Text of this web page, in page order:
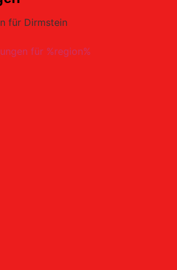
für Dirmstein